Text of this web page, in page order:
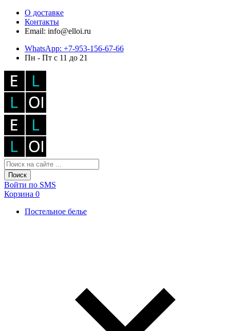
О доставке
Контакты
Email: info@elloi.ru
WhatsApp: +7-953-156-67-66
Пн - Пт с 11 до 21
Поиск
Войти по SMS
Корзина 0
Постельное белье